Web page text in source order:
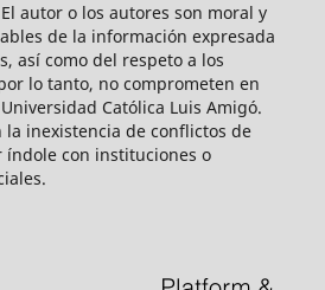
El autor o los autores son moral y
de la información expresada
así como del respeto a los
lo tanto, no comprometen en
Católica Luis Amigó.
la inexistencia de conflictos de
con instituciones o